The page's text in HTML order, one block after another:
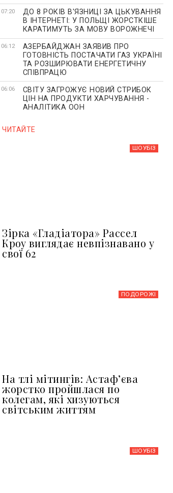
07:20
ДО 8 РОКІВ В'ЯЗНИЦІ ЗА ЦЬКУВАННЯ
В ІНТЕРНЕТІ: У ПОЛЬЩІ ЖОРСТКІШЕ
КАРАТИМУТЬ ЗА МОВУ ВОРОЖНЕЧІ
06:12
АЗЕРБАЙДЖАН ЗАЯВИВ ПРО
ГОТОВНІСТЬ ПОСТАЧАТИ ГАЗ УКРАЇНІ
ТА РОЗШИРЮВАТИ ЕНЕРГЕТИЧНУ
СПІВПРАЦЮ
06:06
СВІТУ ЗАГРОЖУЄ НОВИЙ СТРИБОК
ЦІН НА ПРОДУКТИ ХАРЧУВАННЯ -
АНАЛІТИКА ООН
ЧИТАЙТЕ
ШОУБIЗ
Зірка «Гладіатора» Рассел
Кроу виглядає невпізнавано у
свої 62
ПОДОРОЖІ
На тлі мітингів: Астафʼєва
жорстко пройшлася по
колегам, які хизуються
світським життям
ШОУБIЗ